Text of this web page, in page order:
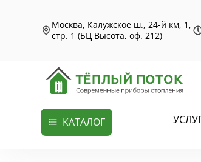
Москва, Калужское ш., 24-й км, 1,
стр. 1 (БЦ Высота, оф. 212)
КАТАЛОГ